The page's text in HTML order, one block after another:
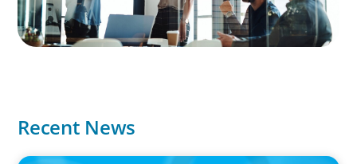
Recent News